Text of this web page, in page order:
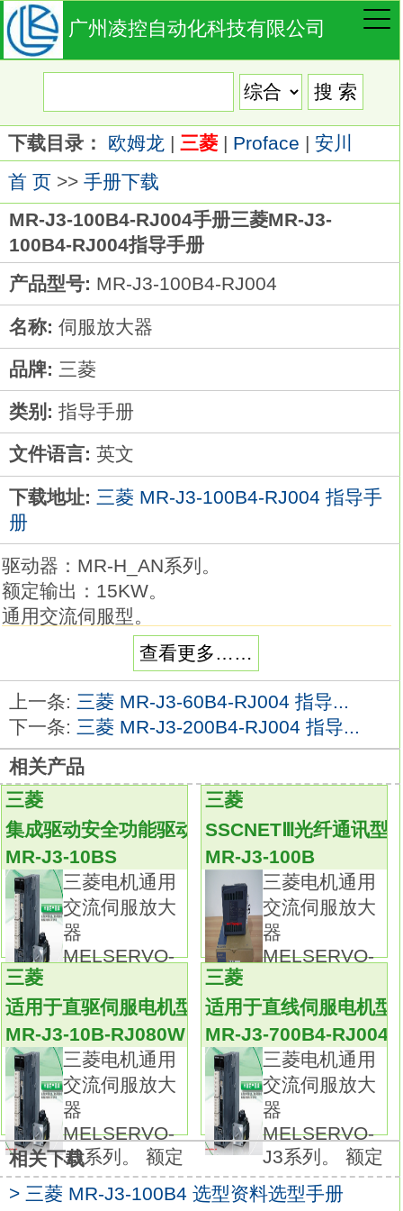
广州凌控自动化科技有限公司
下载目录： 欧姆龙 | 三菱| Proface | 安川
首 页>> 手册下载
MR-J3-100B4-RJ004手册三菱MR-J3-
100B4-RJ004指导手册
产品型号: MR-J3-100B4-RJ004
名称: 伺服放大器
品牌: 三菱
类别: 指导手册
文件语言: 英文
下载地址: 三菱 MR-J3-100B4-RJ004 指导手
册
驱动器：MR-H_AN系列。
额定输出：15KW。
通用交流伺服型。
伺服驱动器（servo drives）又称为“伺服控制
器”、“伺服放大器”，
是用来控制伺服电机的一种控制器，其作用类
似于变频器作用于普通交流马达，
属于伺服系统的一部分，主要应用于高精度的
定位系统。
一般是通过位置、速度和力矩三种方式对伺服
马达进行控制，
实现高精度的传动系统定位，目前是传动技术
的高端产品MR-J3-100B4-RJ004
伺服驱动器是现代运动控制的重要组成部分，
被广泛应用于工业机器人及数控加工中心等自
动化设备中。
尤其是应用于控制交流永磁同步电机的伺服驱
动器已经成为国内外研究热点。
当前交流伺服驱动器设计中普遍采用基于矢量
控制的电流、速度、位置3闭环控制算法。
该算法中速度闭环设计合理与否，对于整个伺
服控制系统，
特别是速度控制性能的发挥起到关键作用。三
菱电机通用交流伺服放大器MELSERVO-J3系
列。
额定输出：5.0kw。
查看更多……
上一条: 三菱 MR-J3-60B4-RJ004 指导...
下一条: 三菱 MR-J3-200B4-RJ004 指导...
相关产品
三菱
集成驱动安全功能驱动器
MR-J3-10BS
三菱电机通用
交流伺服放大
器
MELSERVO-
三菱
SSCNETⅢ光纤通讯型
MR-J3-100B
三菱电机通用
交流伺服放大
器
MELSERVO-
三菱
适用于直驱伺服电机型驱动器
MR-J3-10B-RJ080W
三菱电机通用
交流伺服放大
器
MELSERVO-
J3系列。 额定
三菱
适用于直线伺服电机型
MR-J3-700B4-RJ004
三菱电机通用
交流伺服放大
器
MELSERVO-
J3系列。 额定
相关下载
> 三菱 MR-J3-100B4 选型资料选型手册